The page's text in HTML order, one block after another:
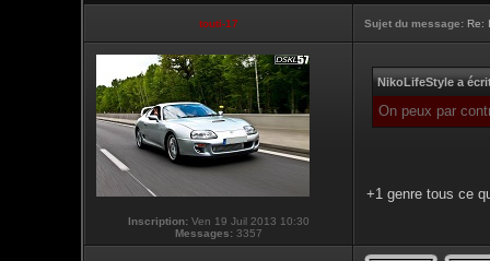
touti-17 Sujet du message: Re:
Inscription: Ven 19 Juil 2013 10:30
Messages: 3357
NikoLifeStyle a
On peux par
+1 genre tous ce